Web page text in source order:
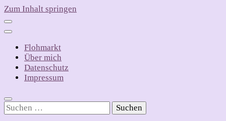
Zum Inhalt springen
Flohmarkt
Über mich
Datenschutz
Impressum
Suchen
nach: